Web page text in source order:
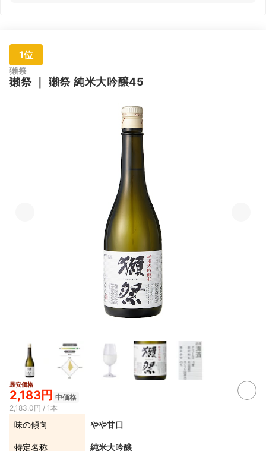
1位
獺祭
獺祭｜ 獺祭 純米大吟醸45
最安価格
2,183円 中価格
2,183.0円 / 1本
味の傾向 やや甘口
特定名称 純米大吟醸